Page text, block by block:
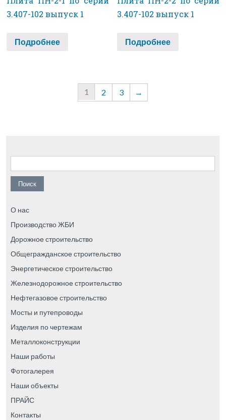
3.407-102 выпуск 1
Подробнее
3.407-102 выпуск 1
Подробнее
1 2 3 →
Найти:
О нас
Производство ЖБИ
Дорожное строительство
Общегражданское строительство
Энергетическое строительство
Железнодорожное строительство
Нефтегазовое строительство
Мосты и путепроводы
Изделия по чертежам
Металлоконструкции
Наши работы
Фотогалерея
Наши объекты
ПРАЙС
Контакты